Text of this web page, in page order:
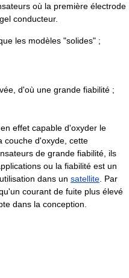
où la première électrode
conducteur.
les modèles "solides" ;
d'où une grande fiabilité ;
effet capable d'oxyder le
couche d'oxyde, cette
de grande fiabilité, ils
ou la fiabilité est un
dans un satellite . Par
courant de fuite plus élevé
dans la conception.